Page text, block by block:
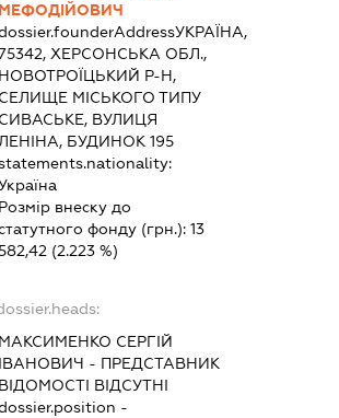
МЕФОДІЙОВИЧ
УКРАЇНА,
ХЕРСОНСЬКА ОБЛ.,
НОВОТРОЇЦЬКИЙ Р-Н,
СЕЛИЩЕ МІСЬКОГО ТИПУ
СИВАСЬКЕ, ВУЛИЦЯ
ЛЕНІНА, БУДИНОК 195
Розмір внеску до
фонду (грн.):13
(2.223 %)
МАКСИМЕНКО СЕРГІЙ
ІВАНОВИЧ - ПРЕДСТАВНИК
ВІДОМОСТІ ВІДСУТНІ
-